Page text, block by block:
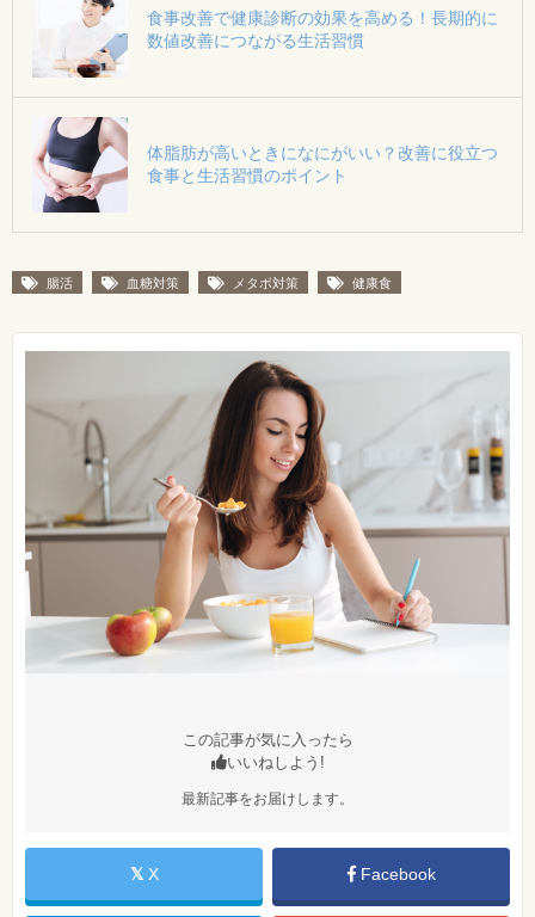
食事改善で健康診断の効果を高める！長期的に
数値改善につながる生活習慣
体脂肪が高いときになにがいい？改善に役立つ
食事と生活習慣のポイント
腸活 血糖対策 メタボ対策 健康食
この記事が気に入ったら
いいねしよう!
最新記事をお届けします。
X Facebook